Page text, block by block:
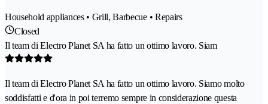
Household appliances • Grill, Barbecue • Repairs
Closed
Il team di Electro Planet SA ha fatto un ottimo lavoro. Siam
Il team di Electro Planet SA ha fatto un ottimo lavoro. Siamo molto
soddisfatti e d'ora in poi terremo sempre in considerazione questa